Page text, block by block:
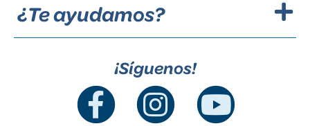
¿Te ayudamos?
¡Síguenos!